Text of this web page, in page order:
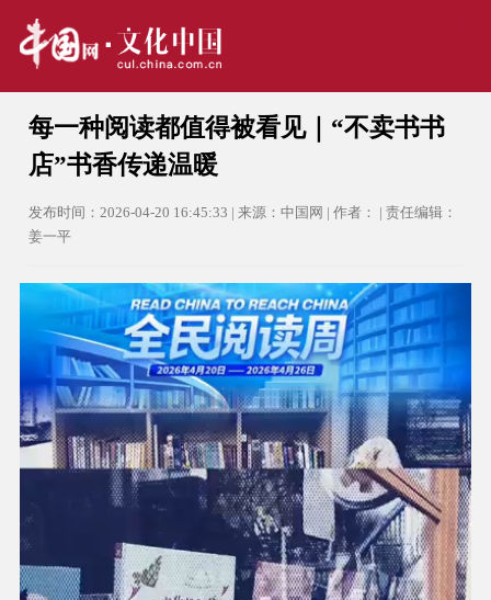
每一种阅读都值得被看见｜“不卖书书
店”书香传递温暖
发布时间：2026-04-20 16:45:33 | 来源：中国网 | 作者： | 责任编辑：
姜一平